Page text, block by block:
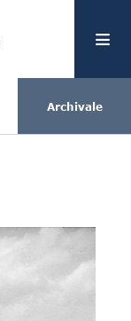
Archivale